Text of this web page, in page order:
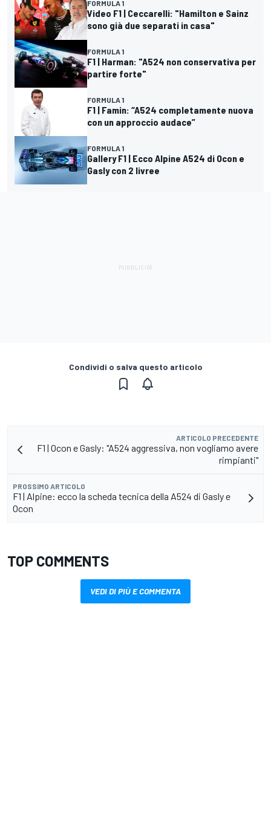
FORMULA 1
Video F1 | Ceccarelli: "Hamilton e Sainz
sono già due separati in casa"
FORMULA 1
F1 | Harman: "A524 non conservativa per
partire forte"
FORMULA 1
F1 | Famin: “A524 completamente nuova
con un approccio audace”
FORMULA 1
Gallery F1 | Ecco Alpine A524 di Ocon e
Gasly con 2 livree
Condividi o salva questo articolo
ARTICOLO PRECEDENTE
F1 | Ocon e Gasly: "A524 aggressiva, non vogliamo avere
rimpianti"
PROSSIMO ARTICOLO
F1 | Alpine: ecco la scheda tecnica della A524 di Gasly e
Ocon
TOP COMMENTS
VEDI DI PIÙ E COMMENTA